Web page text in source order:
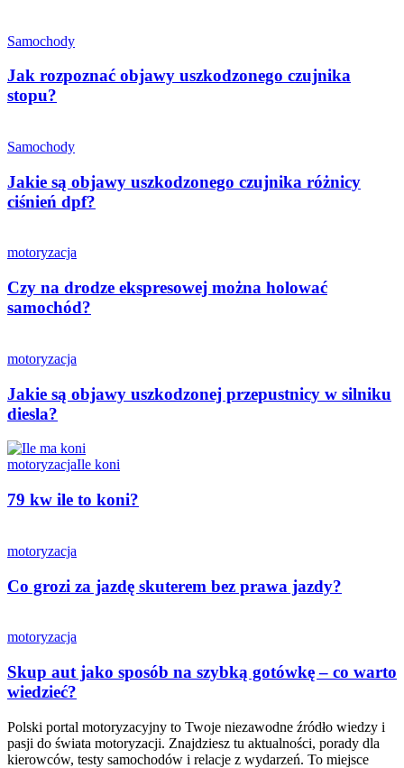
Samochody
Jak rozpoznać objawy uszkodzonego czujnika
stopu?
Samochody
Jakie są objawy uszkodzonego czujnika różnicy
ciśnień dpf?
motoryzacja
Czy na drodze ekspresowej można holować
samochód?
motoryzacja
Jakie są objawy uszkodzonej przepustnicy w silniku
diesla?
motoryzacjaIle koni
79 kw ile to koni?
motoryzacja
Co grozi za jazdę skuterem bez prawa jazdy?
motoryzacja
Skup aut jako sposób na szybką gotówkę – co warto
wiedzieć?
Polski portal motoryzacyjny to Twoje niezawodne źródło wiedzy i
pasji do świata motoryzacji. Znajdziesz tu aktualności, porady dla
kierowców, testy samochodów i relacje z wydarzeń. To miejsce